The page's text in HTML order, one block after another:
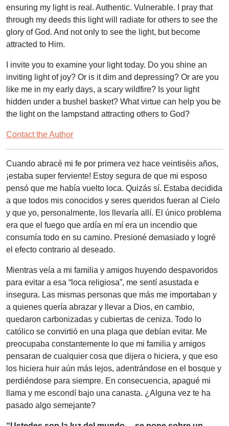
ensuring my light is real. Authentic. Vulnerable. I pray that
through my deeds this light will radiate for others to see the
glory of God. And not only to see the light, but become
attracted to Him.
I invite you to examine your light today. Do you shine an
inviting light of joy? Or is it dim and depressing? Or are you
like me in my early days, a scary wildfire? Is your light
hidden under a bushel basket? What virtue can help you be
the light on the lampstand attracting others to God?
Contact the Author
Cuando abracé mi fe por primera vez hace veintiséis años,
¡estaba super ferviente! Estoy segura de que mi esposo
pensó que me había vuelto loca. Quizás sí. Estaba decidida
a que todos mis conocidos y seres queridos fueran al Cielo
y que yo, personalmente, los llevaría allí. El único problema
era que el fuego que ardía en mí era un incendio que
consumía todo en su camino. Presioné demasiado y logré
el efecto contrario al deseado.
Mientras veía a mi familia y amigos huyendo despavoridos
para evitar a esa “loca religiosa”, me sentí asustada e
insegura. Las mismas personas que más me importaban y
a quienes quería abrazar y llevar a Dios, en cambio,
quedaron carbonizadas y cubiertas de ceniza. Todo lo
católico se convirtió en una plaga que debían evitar. Me
preocupaba constantemente lo que mi familia y amigos
pensaran de cualquier cosa que dijera o hiciera, y que eso
los hiciera huir aún más lejos, adentrándose en el bosque y
perdiéndose para siempre. En consecuencia, apagué mi
llama y me escondí bajo una canasta. ¿Alguna vez te ha
pasado algo semejante?